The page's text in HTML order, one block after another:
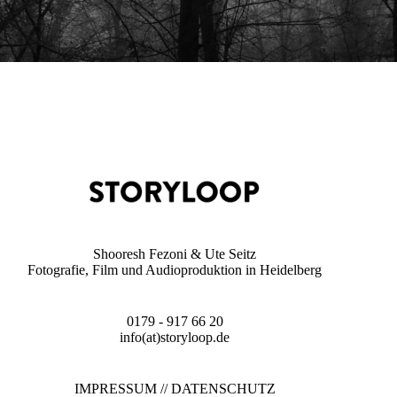
Shooresh Fezoni & Ute Seitz
Fotografie, Film und Audioproduktion in Heidelberg
0179 - 917 66 20
info(at)storyloop.de
IMPRESSUM//DATENSCHUTZ